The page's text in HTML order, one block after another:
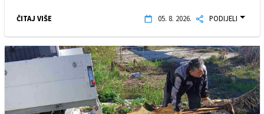
ČITAJ VIŠE 05. 8. 2026. PODIJELI